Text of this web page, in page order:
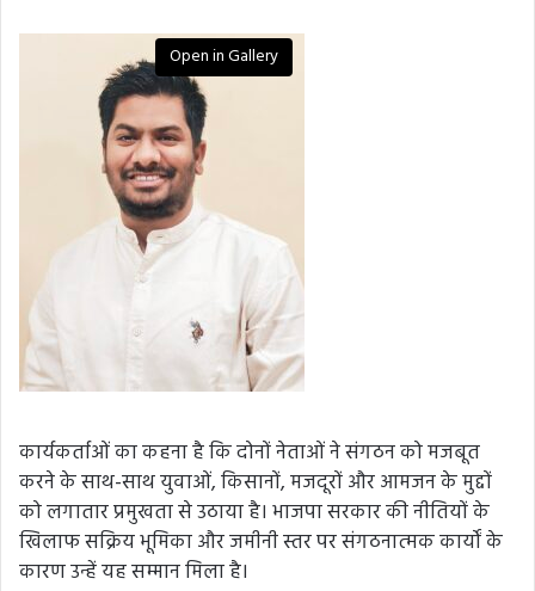
Open in Gallery
कार्यकर्ताओं का कहना है कि दोनों नेताओं ने संगठन को मजबूत
करने के साथ-साथ युवाओं, किसानों, मजदूरों और आमजन के मुद्दों
को लगातार प्रमुखता से उठाया है। भाजपा सरकार की नीतियों के
खिलाफ सक्रिय भूमिका और जमीनी स्तर पर संगठनात्मक कार्यों के
कारण उन्हें यह सम्मान मिला है।